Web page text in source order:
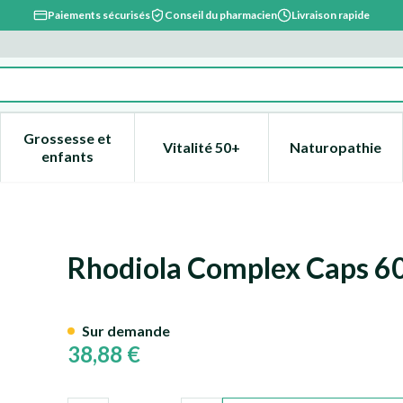
Paiements sécurisés Conseil du pharmacien Livraison rapide
Beauté, soins et hygiène
menu pour la catégorie Régime, alimentation &
Grossesse et
enfantsAfficher le sous-menu pour la catégorie
Vitalité 50+Afficher le sous-menu pour la
Naturopathie
Afficher
Rhodiola Complex Caps
38,88 €
Sur demande